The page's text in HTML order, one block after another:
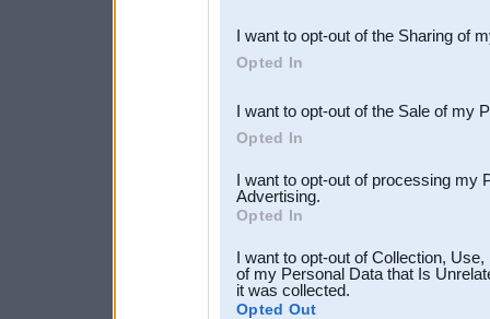
Downstream Participants
third parties.
I want to opt-out of the Sharing of
Opted In
I want to opt-out of the Sale of my
Opted In
I want to opt-out of processing my
Advertising.
Opted In
I want to opt-out of Collection,
of my Personal Data that Is
it was collected.
Opted Out